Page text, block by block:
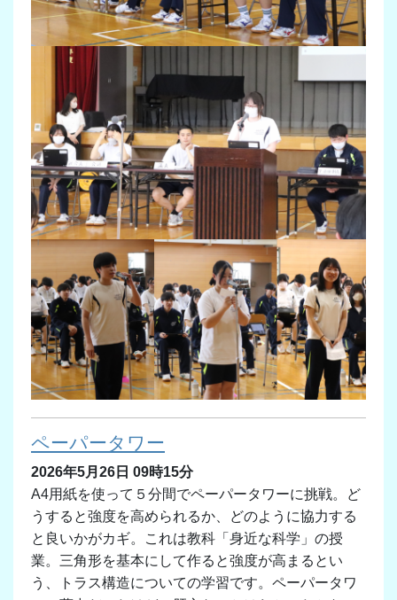
ペーパータワー
2026年5月26日 09時15分
A4用紙を使って５分間でペーパータワーに挑戦。ど
うすると強度を高められるか、どのように協力する
と良いかがカギ。これは教科「身近な科学」の授
業。三角形を基本にして作ると強度が高まるとい
う、トラス構造についての学習です。ペーパータワ